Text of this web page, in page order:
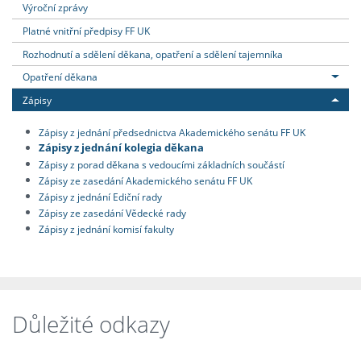
Výroční zprávy
Platné vnitřní předpisy FF UK
Rozhodnutí a sdělení děkana, opatření a sdělení tajemníka
Opatření děkana
Zápisy
Zápisy z jednání předsednictva Akademického senátu FF UK
Zápisy z jednání kolegia děkana
Zápisy z porad děkana s vedoucími základních součástí
Zápisy ze zasedání Akademického senátu FF UK
Zápisy z jednání Ediční rady
Zápisy ze zasedání Vědecké rady
Zápisy z jednání komisí fakulty
Důležité odkazy